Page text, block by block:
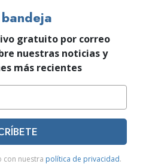
gratuito por correo
nuestras noticias y
más recientes
con nuestra política de privacidad.